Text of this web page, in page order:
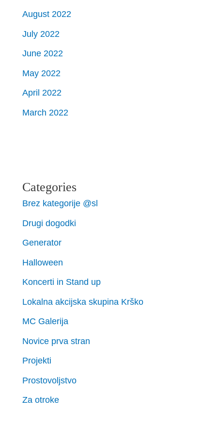
August 2022
July 2022
June 2022
May 2022
April 2022
March 2022
Categories
Brez kategorije @sl
Drugi dogodki
Generator
Halloween
Koncerti in Stand up
Lokalna akcijska skupina Krško
MC Galerija
Novice prva stran
Projekti
Prostovoljstvo
Za otroke